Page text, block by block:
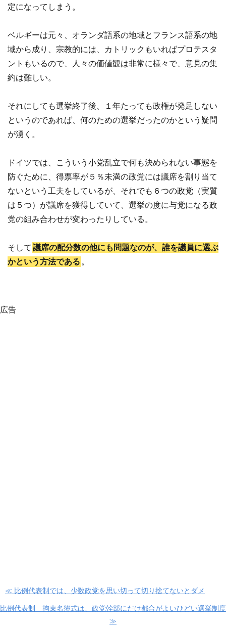
定になってしまう。
ベルギーは元々、オランダ語系の地域とフランス語系の地
域から成り、宗教的には、カトリックもいればプロテスタ
ントもいるので、人々の価値観は非常に様々で、意見の集
約は難しい。
それにしても選挙終了後、１年たっても政権が発足しない
というのであれば、何のための選挙だったのかという疑問
が湧く。
ドイツでは、こういう小党乱立で何も決められない事態を
防ぐために、得票率が５％未満の政党には議席を割り当て
ないという工夫をしているが、それでも６つの政党（実質
は５つ）が議席を獲得していて、選挙の度に与党になる政
党の組み合わせが変わったりしている。
そして 議席の配分数の他にも問題なのが、誰を議員に選ぶ
かという方法である 。
広告
≪ 比例代表制では、少数政党を思い切って切り捨てないとダメ
比例代表制 拘束名簿式は、政党幹部にだけ都合がよいひどい選挙制度
≫